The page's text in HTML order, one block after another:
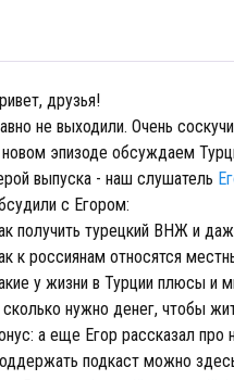
друзья!
не выходили. Очень
эпизоде обсуждаем
выпуска - наш слушатель
с Егором:
получить турецкий ВНЖ и
к россиянам относятся
у жизни в Турции плюсы и
нужно денег, чтобы
а еще Егор рассказал про
подкаст можно